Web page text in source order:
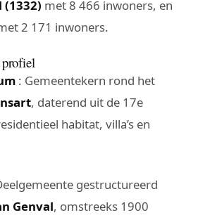
(1332) met 8 466 inwoners, en
2 171 inwoners.
profiel
: Gemeentekern rond het
, daterend uit de 17e
habitat, villa’s en
gestructureerd
Genval, omstreeks 1900